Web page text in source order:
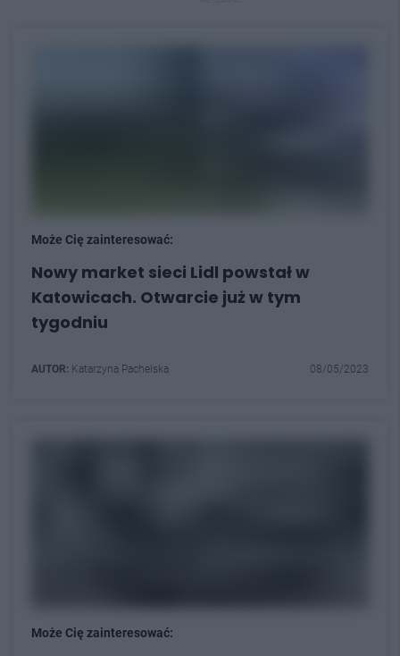
Może Cię zainteresować:
Nowy market sieci Lidl powstał w
Katowicach. Otwarcie już w tym
tygodniu
AUTOR: Katarzyna Pachelska 08/05/2023
Może Cię zainteresować: